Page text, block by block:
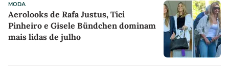
MODA
Aerolooks de Rafa Justus, Tici
Pinheiro e Gisele Bündchen dominam
mais lidas de julho